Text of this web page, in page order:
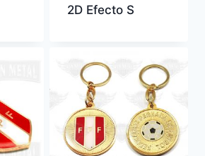
2D Efecto S